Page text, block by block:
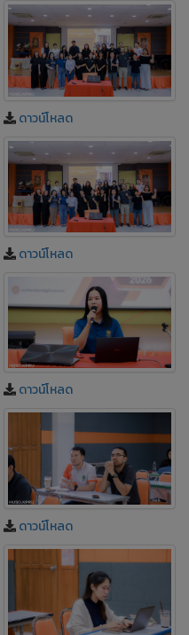
ดาวน์โหลด
ดาวน์โหลด
ดาวน์โหลด
ดาวน์โหลด